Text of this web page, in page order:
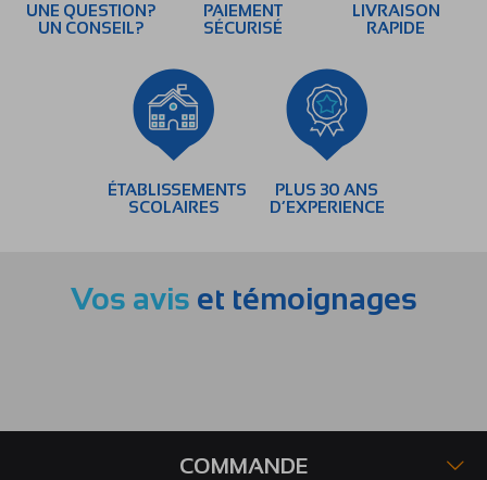
UNE QUESTION?
UN CONSEIL?
PAIEMENT
SÉCURISÉ
LIVRAISON
RAPIDE
ÉTABLISSEMENTS
SCOLAIRES
PLUS 30 ANS
D’EXPERIENCE
Vos avis et témoignages
COMMANDE